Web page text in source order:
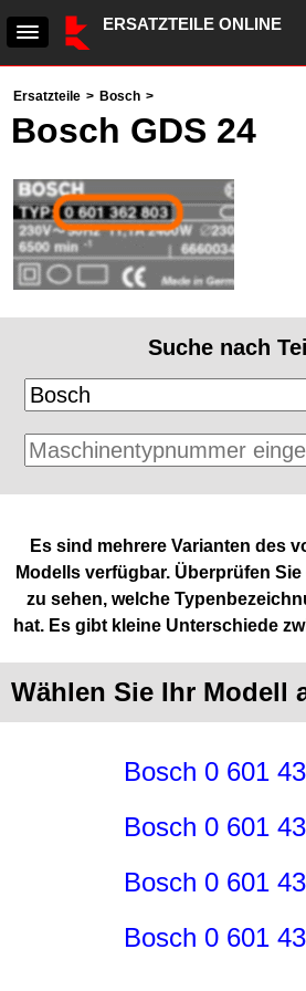
ERSATZTEILE ONLINE
Ersatzteile > Bosch >
Bosch GDS 24
Suche nach
Es sind mehrere Varianten des
Modells verfügbar. Überprüfen
zu sehen, welche
hat. Es gibt kleine Unterschiede
Wählen Sie Ihr Modell
Bosch 0 601
Bosch 0 601
Bosch 0 601
Bosch 0 601